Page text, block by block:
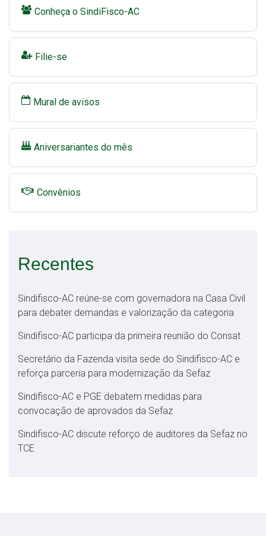
Conheça o SindiFisco-AC
Filie-se
Mural de avisos
Aniversariantes do mês
Convênios
Recentes
Sindifisco-AC reúne-se com governadora na Casa Civil
para debater demandas e valorização da categoria
Sindifisco-AC participa da primeira reunião do Consat
Secretário da Fazenda visita sede do Sindifisco-AC e
reforça parceria para modernização da Sefaz
Sindifisco-AC e PGE debatem medidas para
convocação de aprovados da Sefaz
Sindifisco-AC discute reforço de auditores da Sefaz no
TCE